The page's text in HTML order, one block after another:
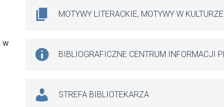
w
MOTYWY LITERACKIE, MOTYWY W KULTURZE
BIBLIOGRAFICZNE CENTRUM INFORMACJI
STREFA BIBLIOTEKARZA